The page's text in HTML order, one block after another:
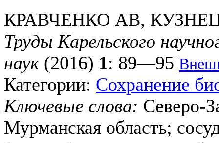
КРАВЧЕНКО АВ,
Труды Карельского
наук (2016) 1: 89—95
Категории: Сохранение
Ключевые слова: Северо-
Мурманская область;